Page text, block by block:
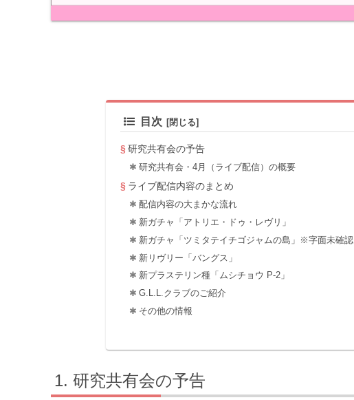
目次
研究共有会の予告
研究共有会・4月（ライブ配信）の概要
ライブ配信内容のまとめ
配信内容の大まかな流れ
新ガチャ「アトリエ・ドゥ・レヴリ」
新ガチャ「ツミタテイチゴジャムの島」※字面未確認
新リヴリー「バングス」
新プラステリン種「ムシチョウ P-2」
G.L.L.クラブのご紹介
その他の情報
研究共有会の予告